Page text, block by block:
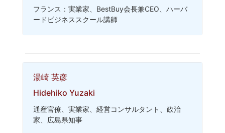
フランス：実業家、BestBuy会長兼CEO、ハーバ
ードビジネススクール講師
湯崎 英彦
Hidehiko Yuzaki
通産官僚、実業家、経営コンサルタント、政治
家、広島県知事